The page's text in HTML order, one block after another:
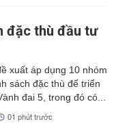
đặc thù đầu tư
xuất áp dụng 10 nhóm
sách đặc thù để triển
đai 5, trong đó có...
01 phút trước